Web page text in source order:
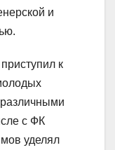
и
к
с ФК
уделял